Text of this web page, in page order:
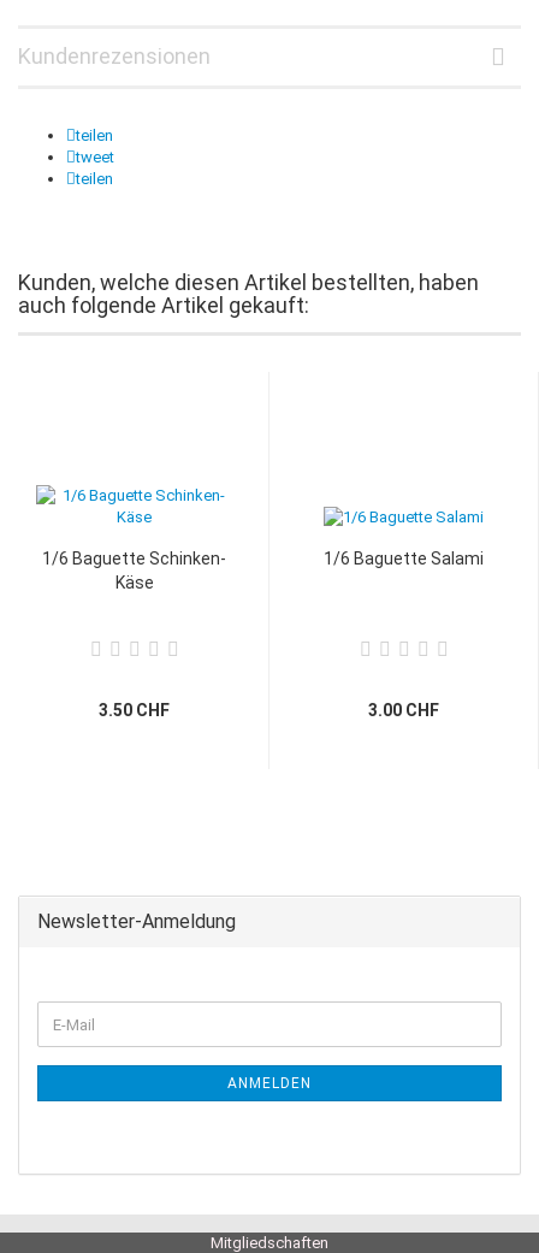
Kundenrezensionen
teilen
tweet
teilen
Kunden, welche diesen Artikel bestellten, haben
auch folgende Artikel gekauft:
1/6 Baguette Schinken-
Käse
3.50 CHF
1/6 Baguette Salami
3.00 CHF
Newsletter-Anmeldung
ANMELDEN
Mitgliedschaften